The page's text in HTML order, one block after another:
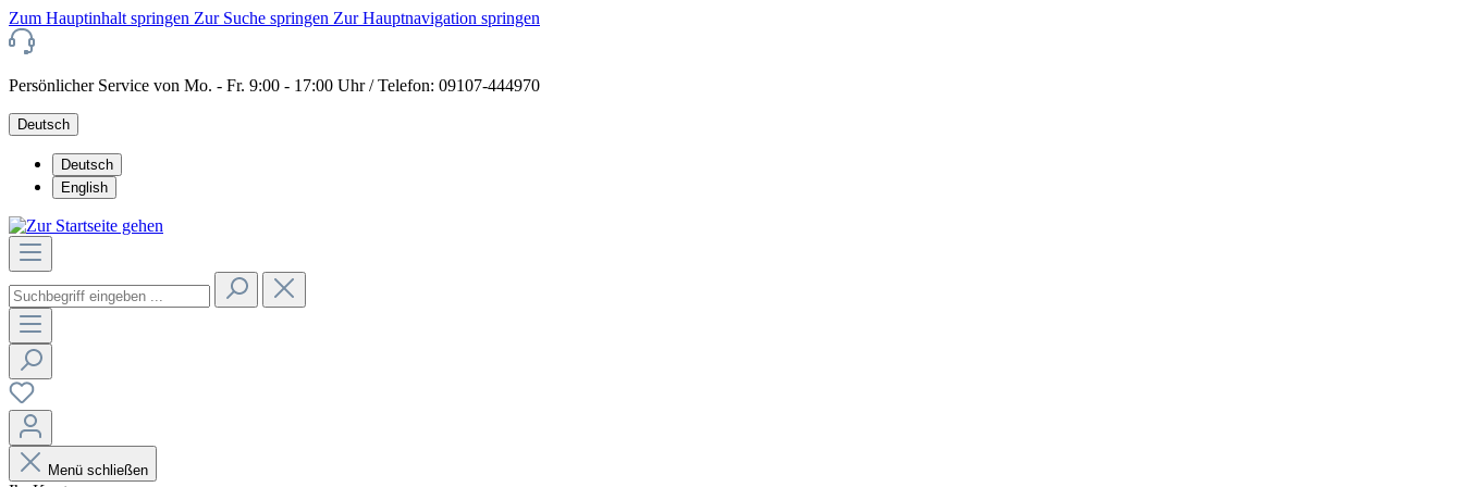
Zum Hauptinhalt springen Zur Suche springen Zur Hauptnavigation springen
Persönlicher Service von Mo. - Fr. 9:00 - 17:00 Uhr / Telefon: 09107-444970
Deutsch
Deutsch
English
Menü schließen